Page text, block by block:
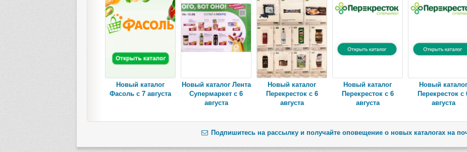
Новый каталог
Фасоль с 7 августа
Новый каталог Лента
Супермаркет с 6
августа
Новый каталог
Перекресток с 6
августа
Новый каталог
Перекресток с 6
августа
Новый каталог
Перекресток с
августа
Подпишитесь на рассылку и получайте оповещение о новых каталогах на